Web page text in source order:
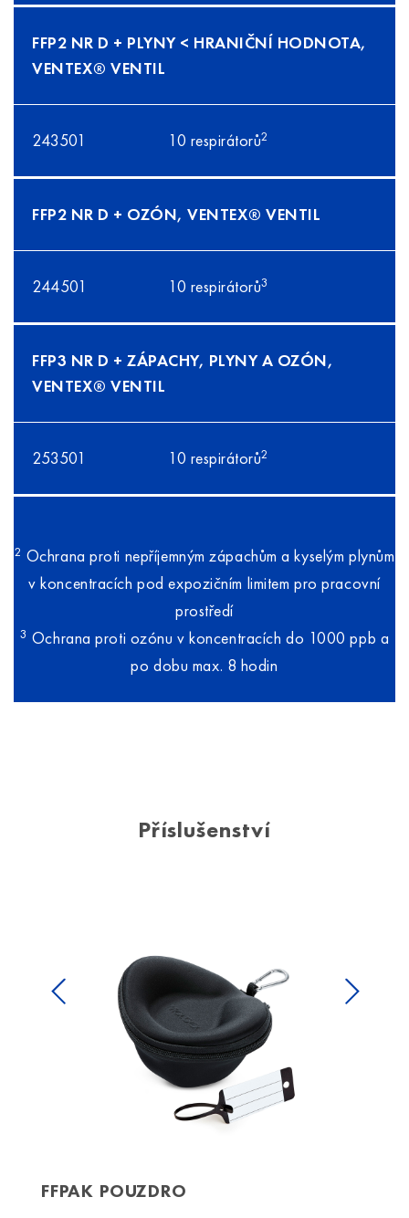
FFP2 NR D + PLYNY < HRANIČNÍ HODNOTA,
VENTEX® VENTIL
243501 10 respirátorů2
FFP2 NR D + OZÓN, VENTEX® VENTIL
244501 10 respirátorů3
FFP3 NR D + ZÁPACHY, PLYNY A OZÓN,
VENTEX® VENTIL
253501 10 respirátorů2
2 Ochrana proti nepříjemným zápachům a kyselým plynům
v koncentracích pod expozičním limitem pro pracovní
prostředí
3 Ochrana proti ozónu v koncentracích do 1000 ppb a
po dobu max. 8 hodin
Příslušenství
FFPAK POUZDRO
Previous Next